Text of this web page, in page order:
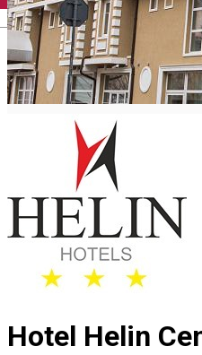
English
Hotel Helin